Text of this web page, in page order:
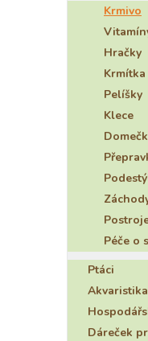
Krmivo
Hračky
Krmítka
Pelíšky
Klece
Péče o
Ptáci
Dáreček